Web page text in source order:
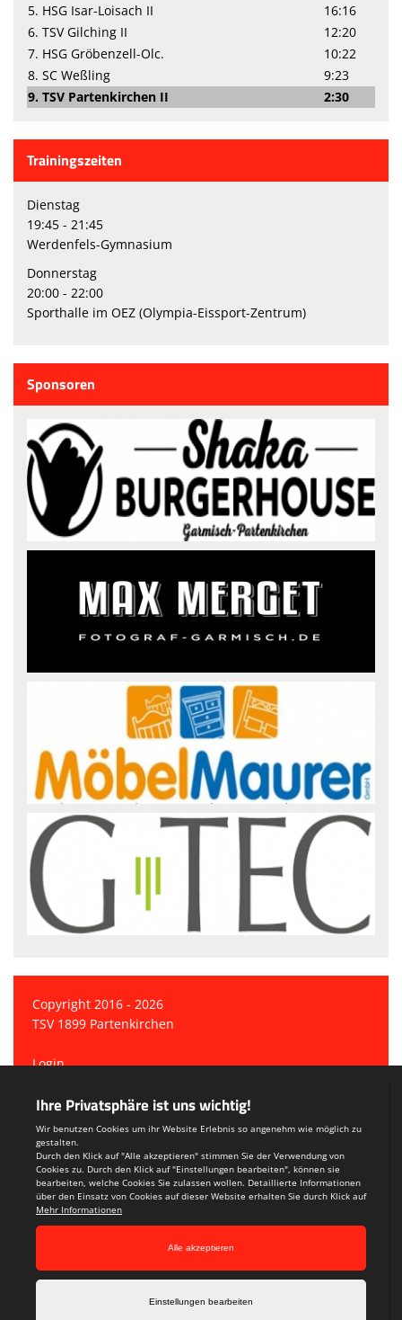
5. HSG Isar-Loisach II
16:16
6. TSV Gilching II
12:20
7. HSG Gröbenzell-Olc.
10:22
8. SC Weßling
9:23
9. TSV Partenkirchen II
2:30
Trainingszeiten
Dienstag
19:45 - 21:45
Werdenfels-Gymnasium
Donnerstag
20:00 - 22:00
Sporthalle im OEZ (Olympia-Eissport-Zentrum)
Sponsoren
Copyright 2016 - 2026
TSV 1899 Partenkirchen
Login
Teamsports 2
Dein Sportverein online